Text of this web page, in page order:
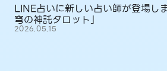
LINE占いに新しい占い師が登場
穹の神託タロット」
2026.05.15